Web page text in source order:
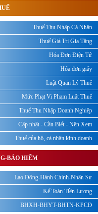
Thuế Thu Nhập Cá Nhân
Thuế Giá Trị Gia Tăng
Hóa Đơn Điện Tử
Hóa đơn giấy
Luật Quản Lý Thuế
Mức Phạt Vi Phạm Luật Thuế
Thuế Thu Nhập Doanh Nghiệp
Cập nhật - Cần Biết - Nên Xem
Thuế của hộ, cá nhân kinh doanh
BẢO HIỂM
Lao Động-Hành Chính-Nhân Sự
Kế Toán Tiền Lương
BHXH-BHYT-BHTN-KPCĐ